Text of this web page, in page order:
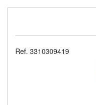
Ref. 3310309419